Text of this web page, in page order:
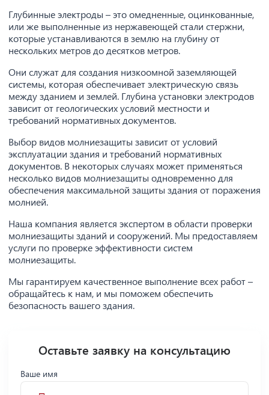
Глубинные электроды – это омедненные, оцинкованные,
или же выполненные из нержавеющей стали стержни,
которые устанавливаются в землю на глубину от
нескольких метров до десятков метров.
Они служат для создания низкоомной заземляющей
системы, которая обеспечивает электрическую связь
между зданием и землей. Глубина установки электродов
зависит от геологических условий местности и
требований нормативных документов.
Выбор видов молниезащиты зависит от условий
эксплуатации здания и требований нормативных
документов. В некоторых случаях может применяться
несколько видов молниезащиты одновременно для
обеспечения максимальной защиты здания от поражения
молнией.
Наша компания является экспертом в области проверки
молниезащиты зданий и сооружений. Мы предоставляем
услуги по проверке эффективности систем
молниезащиты.
Мы гарантируем качественное выполнение всех работ –
обращайтесь к нам, и мы поможем обеспечить
безопасность вашего здания.
Оставьте заявку на консультацию
Ваше имя